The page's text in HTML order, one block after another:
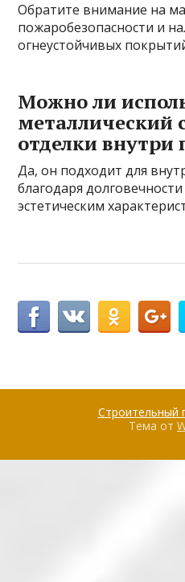
Обратите внимание на
пожаробезопасности и
огнеустойчивых
Можно ли
металлический
отделки
Да, он подходит для
благодаря
эстетическим
Строительный
Тема от